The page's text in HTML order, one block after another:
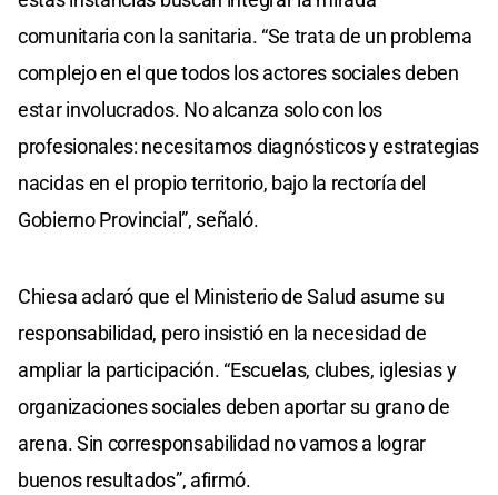
comunitaria con la sanitaria. “Se trata de un problema
complejo en el que todos los actores sociales deben
estar involucrados. No alcanza solo con los
profesionales: necesitamos diagnósticos y estrategias
nacidas en el propio territorio, bajo la rectoría del
Gobierno Provincial”, señaló.
Chiesa aclaró que el Ministerio de Salud asume su
responsabilidad, pero insistió en la necesidad de
ampliar la participación. “Escuelas, clubes, iglesias y
organizaciones sociales deben aportar su grano de
arena. Sin corresponsabilidad no vamos a lograr
buenos resultados”, afirmó.